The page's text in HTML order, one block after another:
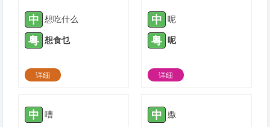
中 想吃什么
粤 想食乜
详细
中 呢
粤 呢
详细
中 嘈 中 嫐